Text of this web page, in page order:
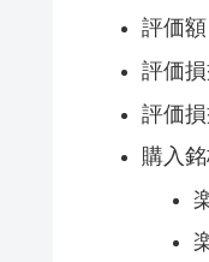
評価
評価
評価
購入